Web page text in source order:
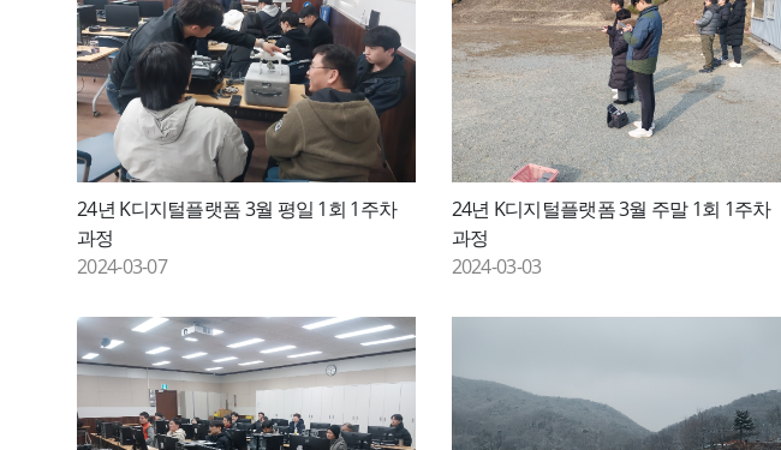
24년 K디지털플랫폼 3월 평일 1회 1주차
과정
2024-03-07
24년 K디지털플랫폼 3월 주말 1회 1주차
과정
2024-03-03